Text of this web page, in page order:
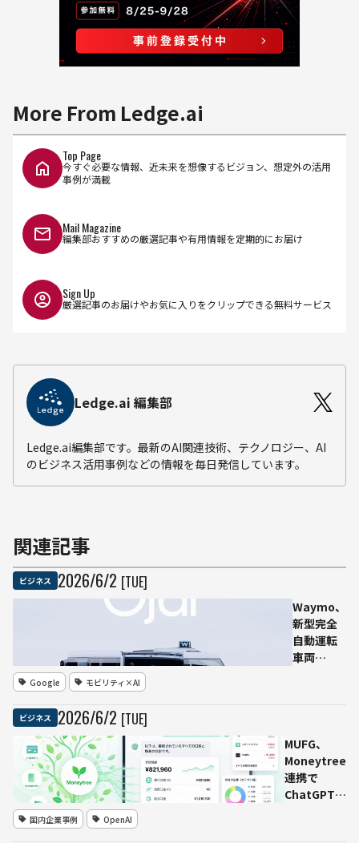
More From Ledge.ai
Top Page
今すぐ必要な情報、近未来を想像するビジョン、想定外の活用
事例が満載
Mail Magazine
編集部おすすめの厳選記事や有用情報を定期的にお届け
Sign Up
厳選記事のお届けやお気に入りをクリップできる無料サービス
Ledge.ai 編集部
Ledge.ai編集部です。最新のAI関連技術、テクノロジー、AI
のビジネス活用事例などの情報を毎日発信しています。
関連記事
ビジネス 2026/6/2 [TUE]
Waymo、
新型完全
自動運転
車両
世代
Driverで
ロボタク
シー拡大
Google モビリティ×AI
ビジネス 2026/6/2 [TUE]
MUFG、
Moneytree
連携で
ChatGPT上
国内企業事例 OpenAI